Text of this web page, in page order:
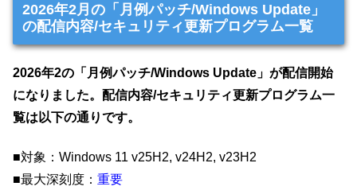
2026年2月の「月例パッチ/Windows Update」
の配信内容/セキュリティ更新プログラム一覧
2026年2の「月例パッチ/Windows Update」が配信開始
になりました。配信内容/セキュリティ更新プログラム一
覧は以下の通りです。
■対象：Windows 11 v25H2, v24H2, v23H2
■最大深刻度： 重要